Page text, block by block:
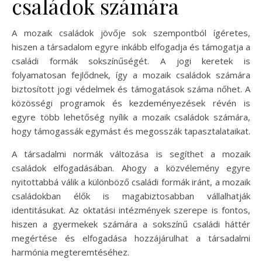
családok számára
A mozaik családok jövője sok szempontból ígéretes,
hiszen a társadalom egyre inkább elfogadja és támogatja a
családi formák sokszínűségét. A jogi keretek is
folyamatosan fejlődnek, így a mozaik családok számára
biztosított jogi védelmek és támogatások száma nőhet. A
közösségi programok és kezdeményezések révén is
egyre több lehetőség nyílik a mozaik családok számára,
hogy támogassák egymást és megosszák tapasztalataikat.
A társadalmi normák változása is segíthet a mozaik
családok elfogadásában. Ahogy a közvélemény egyre
nyitottabbá válik a különböző családi formák iránt, a mozaik
családokban élők is magabiztosabban vállalhatják
identitásukat. Az oktatási intézmények szerepe is fontos,
hiszen a gyermekek számára a sokszínű családi háttér
megértése és elfogadása hozzájárulhat a társadalmi
harmónia megteremtéséhez.